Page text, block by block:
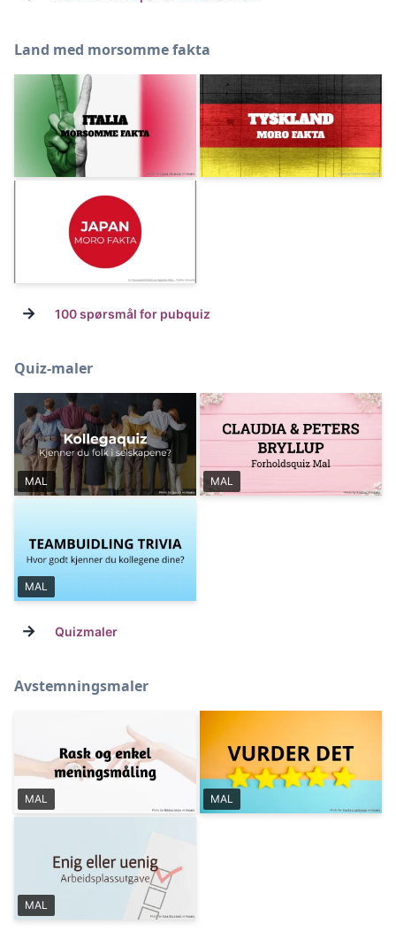
Land med morsomme fakta
→ 100 spørsmål for pubquiz
Quiz-maler
MAL MAL
MAL
→ Quizmaler
Avstemningsmaler
MAL MAL
MAL